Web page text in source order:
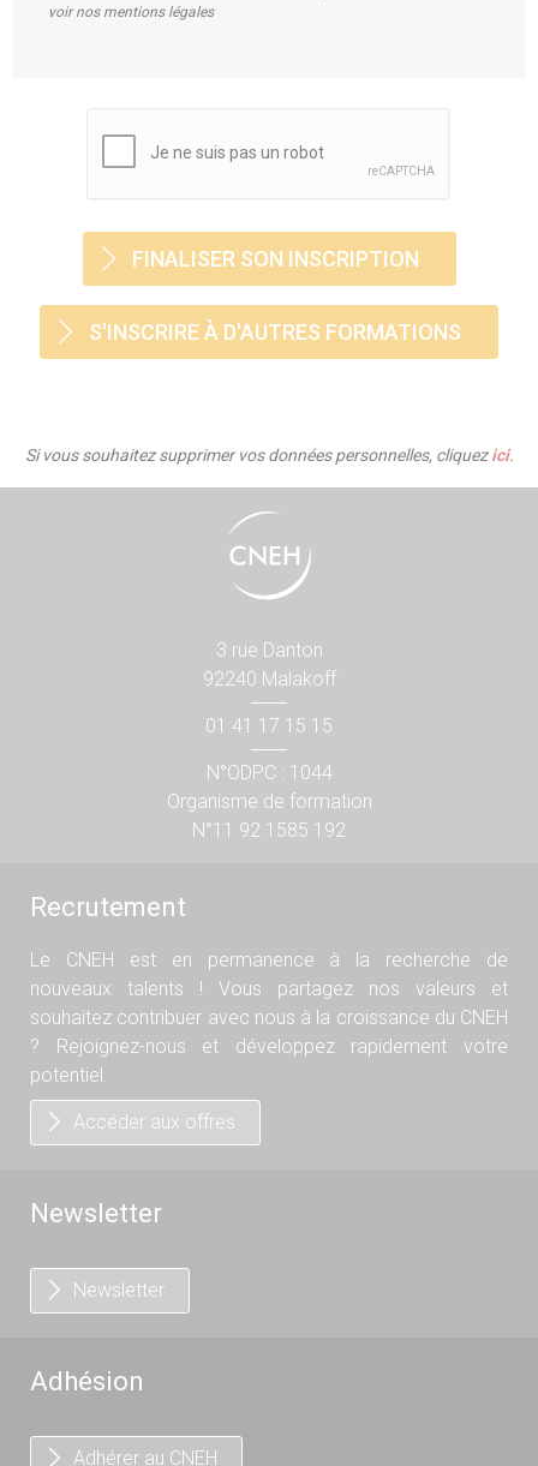
voir nos mentions légales
S'INSCRIRE À D'AUTRES FORMATIONS
Si vous souhaitez supprimer vos données personnelles, cliquezici.
3 rue Danton
92240 Malakoff
01 41 17 15 15
N°ODPC : 1044
Organisme de formation
N°11 92 1585 192
Recrutement
Le CNEH est en permanence à la recherche de
nouveaux talents ! Vous partagez nos valeurs et
souhaitez contribuer avec nous à la croissance du CNEH
? Rejoignez-nous et développez rapidement votre
potentiel.
Accéder aux offres
Newsletter
Newsletter
Adhésion
Adhérer au CNEH